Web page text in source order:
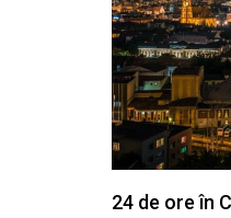
24 de ore în